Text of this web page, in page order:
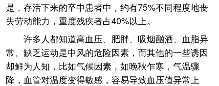
是，存活下来的卒中患者中，约有75%不同程度地丧
失劳动能力，重度残疾者占40%以上。
许多人都知道高血压、肥胖、吸烟酗酒、血脂异
常、缺乏运动是中风的危险因素，而其他的一些诱因
却鲜为人知，比如气候因素，如晚秋乍寒，气温骤
降，血管对温度变得敏感，容易导致血压值异常上